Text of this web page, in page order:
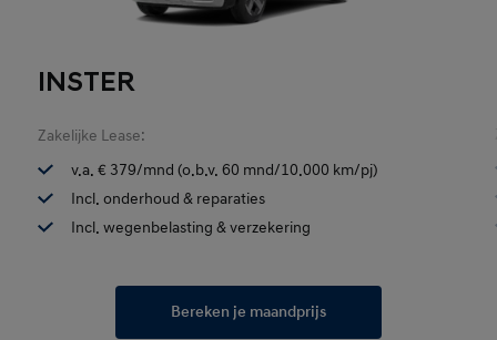
INSTER
Zakelijke Lease:
v.a. € 379/mnd (o.b.v. 60 mnd/10.000 km/pj)
Incl. onderhoud & reparaties
Incl. wegenbelasting & verzekering
Bereken je maandprijs